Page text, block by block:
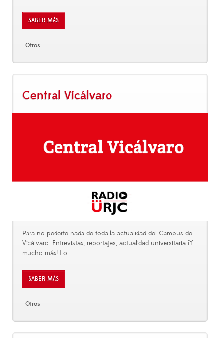
SABER MÁS
Otros
Central Vicálvaro
Para no pederte nada de toda la actualidad del Campus de
Vicálvaro. Entrevistas, reportajes, actualidad universitaria ¡Y
mucho más! Lo
SABER MÁS
Otros